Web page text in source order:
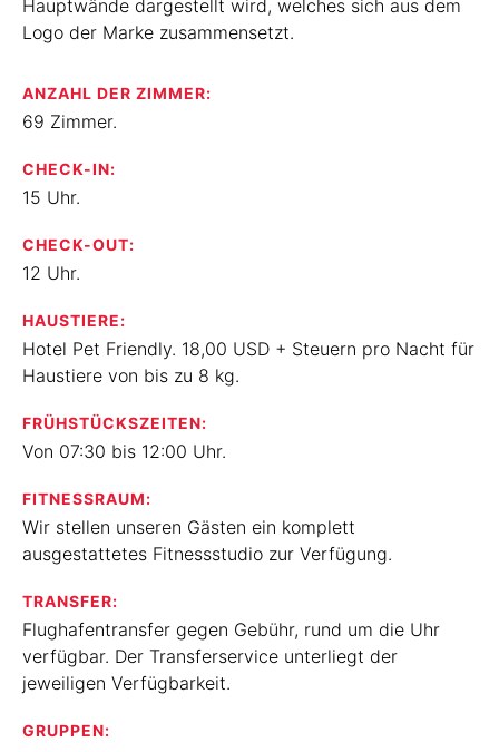
Hauptwände dargestellt wird, welches sich aus dem
Logo der Marke zusammensetzt.
ANZAHL DER ZIMMER:
69 Zimmer.
CHECK-IN:
15 Uhr.
CHECK-OUT:
12 Uhr.
HAUSTIERE:
Hotel Pet Friendly. 18,00 USD + Steuern pro Nacht für
Haustiere von bis zu 8 kg.
FRÜHSTÜCKSZEITEN:
Von 07:30 bis 12:00 Uhr.
FITNESSRAUM:
Wir stellen unseren Gästen ein komplett
ausgestattetes Fitnessstudio zur Verfügung.
TRANSFER:
Flughafentransfer gegen Gebühr, rund um die Uhr
verfügbar. Der Transferservice unterliegt der
jeweiligen Verfügbarkeit.
GRUPPEN: